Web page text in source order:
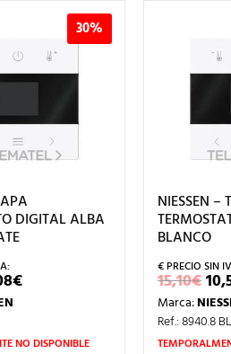
30%
DIGITAL ALBA
€EL
PRECIO
12,08€.
NO DISPONIBLE
NIESSEN –
BLANCO
15,10€EL
ERA:
Marca:
Ref.: 8940.8 BL